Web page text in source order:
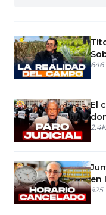
646
El
los
2.4K
en
925